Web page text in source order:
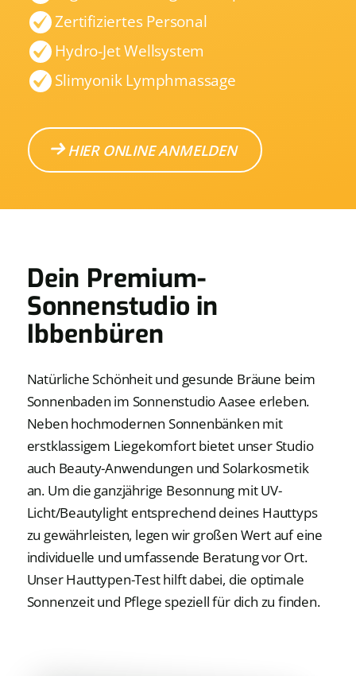
Zertifiziertes Personal
Hydro-Jet Wellsystem
Slimyonik Lymphmassage
HIER ONLINE ANMELDEN
Dein Premium-
Sonnenstudio in
Ibbenbüren
Natürliche Schönheit und gesunde Bräune beim
Sonnenbaden im Sonnenstudio Aasee erleben.
Neben hochmodernen Sonnenbänken mit
erstklassigem Liegekomfort bietet unser Studio
auch Beauty-Anwendungen und Solarkosmetik
an. Um die ganzjährige Besonnung mit UV-
Licht/Beautylight entsprechend deines Hauttyps
zu gewährleisten, legen wir großen Wert auf eine
individuelle und umfassende Beratung vor Ort.
Unser Hauttypen-Test hilft dabei, die optimale
Sonnenzeit und Pflege speziell für dich zu finden.